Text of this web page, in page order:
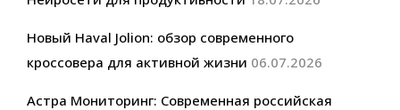
Новый Haval Jolion: обзор современного
кроссовера для активной жизни 06.07.2026
Астра Мониторинг: Современная российская